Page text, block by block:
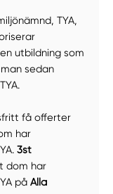
TYA,
utbildning som
sedan
få offerter
har
3st
dom har
påAlla